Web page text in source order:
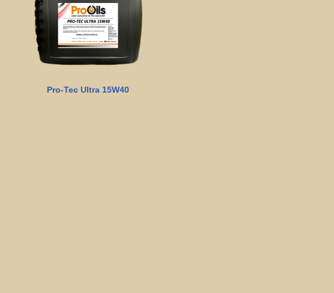
Pro-Tec Ultra 15W40